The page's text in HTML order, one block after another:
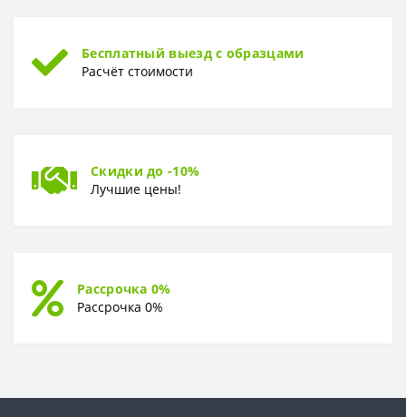
Бесплатный выезд с образцами
Расчёт стоимости
Скидки до -10%
Лучшие цены!
Рассрочка 0%
Рассрочка 0%